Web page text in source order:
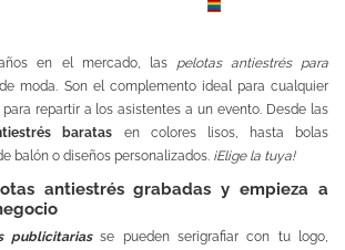
LGTBIQ+
en el mercado, las pelotas antiestrés para
moda. Son el complemento ideal para cualquier
repartir a los asistentes a un evento. Desde las
baratas en colores lisos, hasta bolas
balón o diseños personalizados. ¡Elige la tuya!
antiestrés grabadas y empieza a
publicitariasse pueden serigrafiar con tu logo,